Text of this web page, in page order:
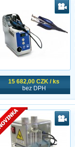
15 682,00 CZK / ks
bez DPH